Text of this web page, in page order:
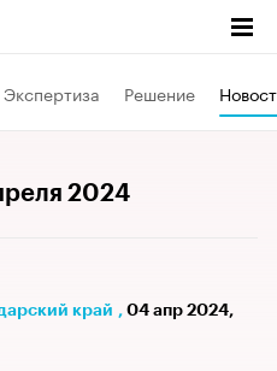
Экспертиза Решение
2024
край , 04 апр 2024,